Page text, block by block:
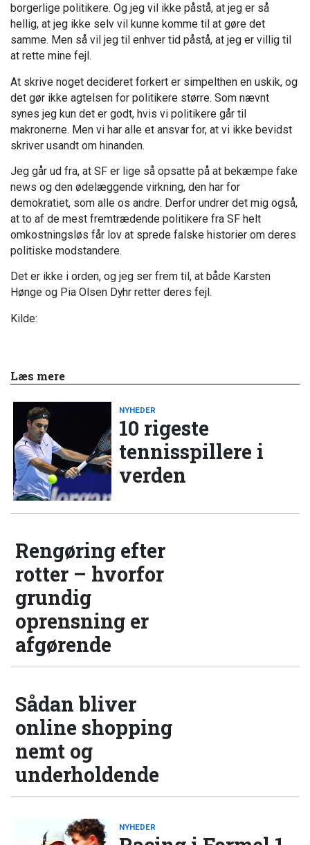
borgerlige politikere. Og jeg vil ikke påstå, at jeg er så
hellig, at jeg ikke selv vil kunne komme til at gøre det
samme. Men så vil jeg til enhver tid påstå, at jeg er villig til
at rette mine fejl.
At skrive noget decideret forkert er simpelthen en uskik, og
det gør ikke agtelsen for politikere større. Som nævnt
synes jeg kun det er godt, hvis vi politikere går til
makronerne. Men vi har alle et ansvar for, at vi ikke bevidst
skriver usandt om hinanden.
Jeg går ud fra, at SF er lige så opsatte på at bekæmpe fake
news og den ødelæggende virkning, den har for
demokratiet, som alle os andre. Derfor undrer det mig også,
at to af de mest fremtrædende politikere fra SF helt
omkostningsløs får lov at sprede falske historier om deres
politiske modstandere.
Det er ikke i orden, og jeg ser frem til, at både Karsten
Hønge og Pia Olsen Dyhr retter deres fejl.
Kilde:
Læs mere
NYHEDER
10 rigeste
tennisspillere i
verden
Rengøring efter
rotter – hvorfor
grundig
oprensning er
afgørende
Sådan bliver
online shopping
nemt og
underholdende
NYHEDER